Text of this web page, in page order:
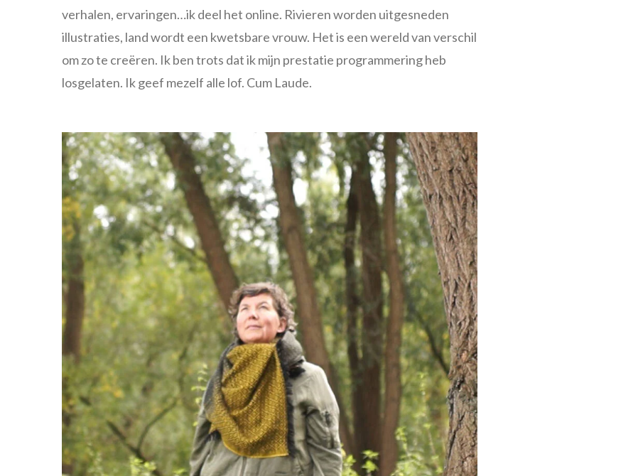
verhalen, ervaringen…ik deel het online. Rivieren worden uitgesneden
illustraties, land wordt een kwetsbare vrouw. Het is een wereld van verschil
om zo te creëren. Ik ben trots dat ik mijn prestatie programmering heb
losgelaten. Ik geef mezelf alle lof. Cum Laude.